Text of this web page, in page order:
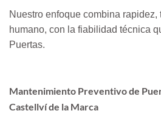
Nuestro enfoque combina
humano, con la fiabilidad técnica
Puertas.
Mantenimiento Preventivo de
Castellví de la Marca